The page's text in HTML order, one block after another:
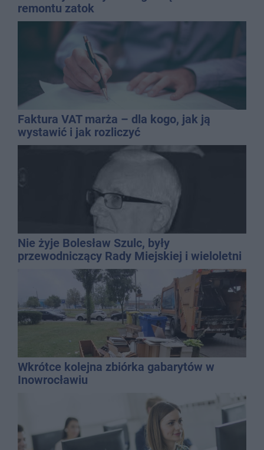
remontu zatok
Faktura VAT marża – dla kogo, jak ją
wystawić i jak rozliczyć
Nie żyje Bolesław Szulc, były
przewodniczący Rady Miejskiej i wieloletni
dyrektor SP 14
Wkrótce kolejna zbiórka gabarytów w
Inowrocławiu